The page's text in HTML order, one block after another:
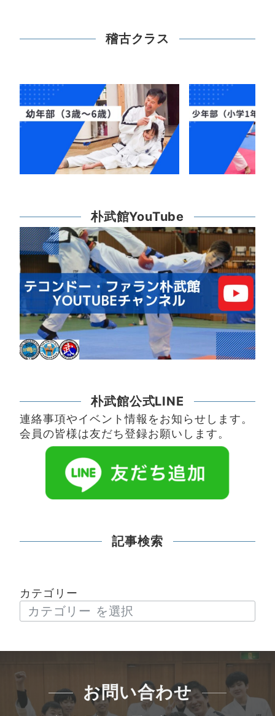
稽古クラス
朴武館YouTube
朴武館公式LINE
連絡事項やイベント情報をお知らせします。
会員の皆様は友だち登録お願いします。
記事検索
カテゴリー
お問い合わせ